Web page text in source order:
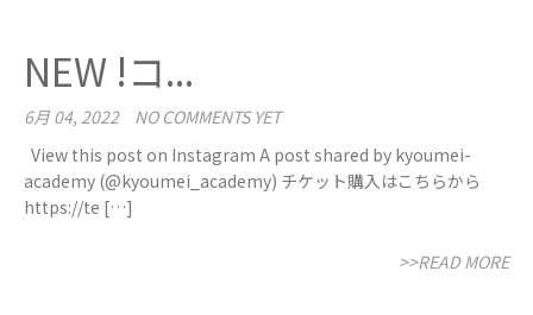
NEW !コ...
6月 04, 2022
NO COMMENTS YET
View this post on Instagram A post shared by kyoumei-
academy (@kyoumei_academy) チケット購入はこちらから
https://te […]
>>READ MORE